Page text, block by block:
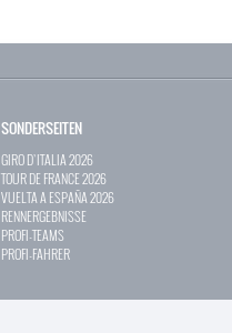
SONDERSEITEN
GIRO D`ITALIA 2026
TOUR DE FRANCE 2026
VUELTA A ESPAÑA 2026
RENNERGEBNISSE
PROFI-TEAMS
PROFI-FAHRER